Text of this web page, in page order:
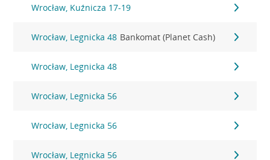
Wrocław, Kuźnicza 17-19
Wrocław, Legnicka 48 Bankomat (Planet Cash)
Wrocław, Legnicka 48
Wrocław, Legnicka 56
Wrocław, Legnicka 56
Wrocław, Legnicka 56